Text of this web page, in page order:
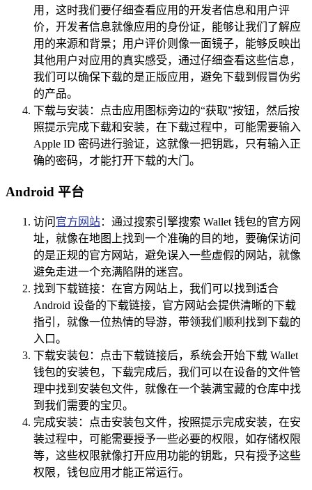
用，这时我们要仔细查看应用的开发者信息和用户评
价，开发者信息就像应用的身份证，能够让我们了解应
用的来源和背景；用户评价则像一面镜子，能够反映出
其他用户对应用的真实感受，通过仔细查看这些信息，
我们可以确保下载的是正版应用，避免下载到假冒伪劣
的产品。
下载与安装：点击应用图标旁边的“获取”按钮，然后按
照提示完成下载和安装，在下载过程中，可能需要输入
Apple ID 密码进行验证，这就像一把钥匙，只有输入正
确的密码，才能打开下载的大门。
Android 平台
访问 官方网站：通过搜索引擎搜索 Wallet 钱包的官方网
址，就像在地图上找到一个准确的目的地，要确保访问
的是正规的官方网站，避免误入一些虚假的网站，就像
避免走进一个充满陷阱的迷宫。
找到下载链接：在官方网站上，我们可以找到适合
Android 设备的下载链接，官方网站会提供清晰的下载
指引，就像一位热情的导游，带领我们顺利找到下载的
入口。
下载安装包：点击下载链接后，系统会开始下载 Wallet
钱包的安装包，下载完成后，我们可以在设备的文件管
理中找到安装包文件，就像在一个装满宝藏的仓库中找
到我们需要的宝贝。
完成安装：点击安装包文件，按照提示完成安装，在安
装过程中，可能需要授予一些必要的权限，如存储权限
等，这些权限就像打开应用功能的钥匙，只有授予这些
权限，钱包应用才能正常运行。